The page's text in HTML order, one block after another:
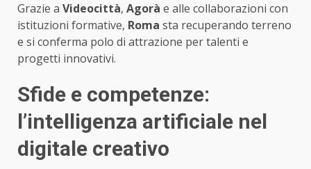
Grazie a Videocittà, Agorà e alle collaborazioni con
istituzioni formative, Roma sta recuperando terreno
e si conferma polo di attrazione per talenti e
progetti innovativi.
Sfide e competenze:
l’intelligenza artificiale nel
digitale creativo